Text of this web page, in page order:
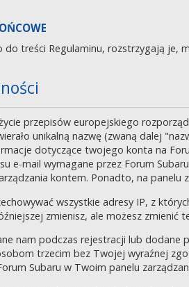
do treści Regulaminu, rozstrzygają je,
przepisów europejskiego
unikalną nazwę (zwaną dalej
dotyczące twojego konta na
e-mail wymagane przez Forum
kontem. Ponadto, na panelu
wszystkie adresy IP, z
zmienisz, ale możesz
nam podczas rejestracji lub dodane
trzecim bez Twojej wyraźnej
Subaru w Twoim panelu